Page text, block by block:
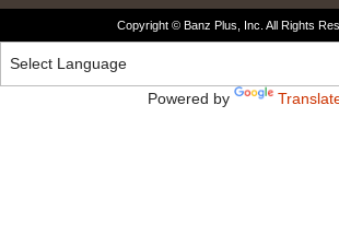
Copyright © Banz Plus, Inc. All Rights
Powered by